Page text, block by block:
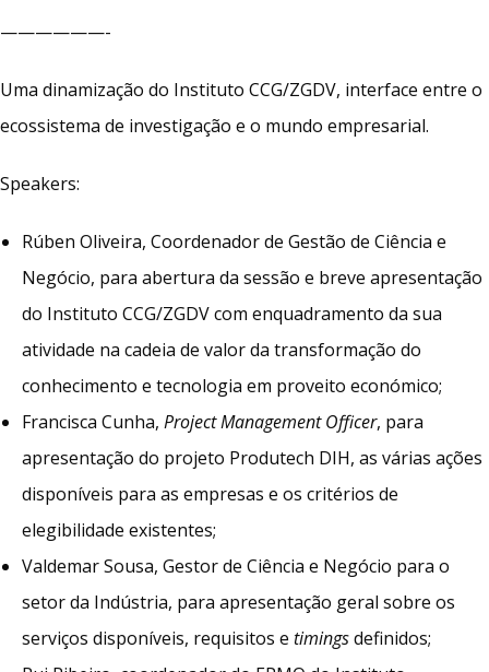
——————-
Uma dinamização do Instituto CCG/ZGDV, interface entre o
ecossistema de investigação e o mundo empresarial.
Speakers:
Rúben Oliveira, Coordenador de Gestão de Ciência e
Negócio, para abertura da sessão e breve apresentação
do Instituto CCG/ZGDV com enquadramento da sua
atividade na cadeia de valor da transformação do
conhecimento e tecnologia em proveito económico;
Francisca Cunha, Project Management Officer, para
apresentação do projeto Produtech DIH, as várias ações
disponíveis para as empresas e os critérios de
elegibilidade existentes;
Valdemar Sousa, Gestor de Ciência e Negócio para o
setor da Indústria, para apresentação geral sobre os
serviços disponíveis, requisitos e timingsdefinidos;